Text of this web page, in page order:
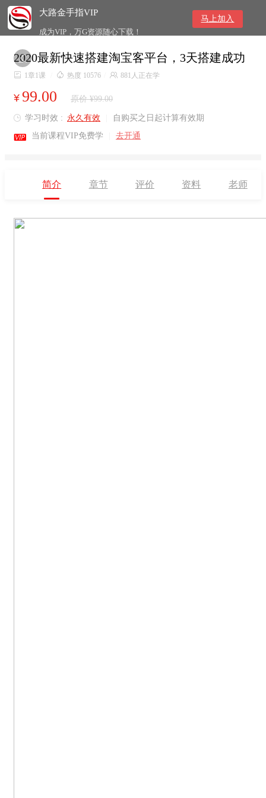
大路金手指VIP
成为VIP，万G资源随心下载！
马上加入

2020最新快速搭建淘宝客平台，3天搭建成功
 1章1课  热度 10576  881人正在学
¥ 99.00 原价 ¥99.00
 学习时效 : 永久有效 自购买之日起计算有效期
 当前课程VIP免费学 去开通
简介 章节 评价 资料 老师